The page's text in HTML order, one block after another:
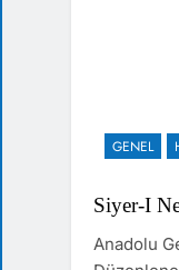
GENEL
Siyer-I
Anadolu